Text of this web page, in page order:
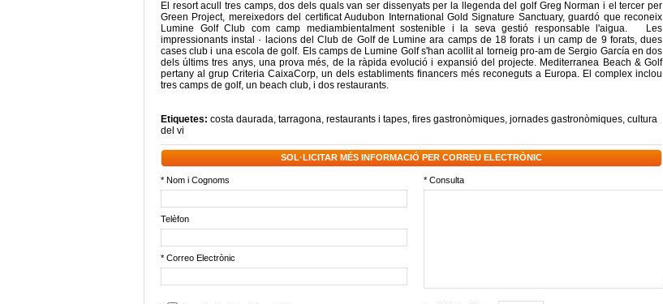
El resort acull tres camps, dos dels quals van ser dissenyats per la llegenda del golf Greg Norman i el tercer per
Green Project, mereixedors del certificat Audubon International Gold Signature Sanctuary, guardó que reconeix
Lumine Golf Club com camp mediambientalment sostenible i la seva gestió responsable l'aigua. Les
impressionants instal · lacions del Club de Golf de Lumine ara camps de 18 forats i un camp de 9 forats, dues
cases club i una escola de golf. Els camps de Lumine Golf s'han acollit al torneig pro-am de Sergio García en dos
dels últims tres anys, una prova més, de la ràpida evolució i expansió del projecte. Mediterranea Beach & Golf
pertany al grup Criteria CaixaCorp, un dels establiments financers més reconeguts a Europa. El complex inclou
tres camps de golf, un beach club, i dos restaurants.
Etiquetes: costa daurada, tarragona, restaurants i tapes, fires gastronòmiques, jornades gastronòmiques, cultura
del vi
SOL·LICITAR MÉS INFORMACIÓ PER CORREU ELECTRÒNIC
* Nom i Cognoms * Consulta
Telèfon
* Correo Electrònic